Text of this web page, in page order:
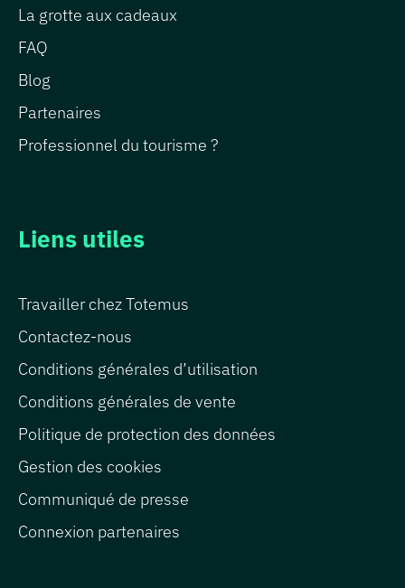
La grotte aux cadeaux
FAQ
Blog
Partenaires
Professionnel du tourisme ?
Liens utiles
Travailler chez Totemus
Contactez-nous
Conditions générales d’utilisation
Conditions générales de vente
Politique de protection des données
Gestion des cookies
Communiqué de presse
Connexion partenaires